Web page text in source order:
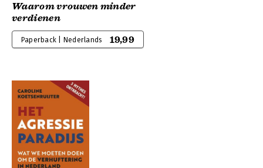
Waarom vrouwen minder
verdienen
Paperback | Nederlands 19,99